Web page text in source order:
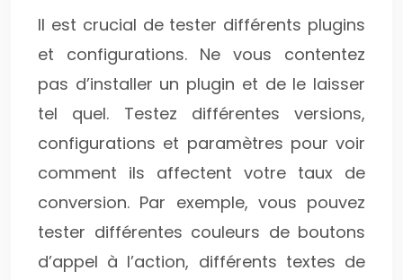
Il est crucial de tester différents plugins
et configurations. Ne vous contentez
pas d’installer un plugin et de le laisser
tel quel. Testez différentes versions,
configurations et paramètres pour voir
comment ils affectent votre taux de
conversion. Par exemple, vous pouvez
tester différentes couleurs de boutons
d’appel à l’action, différents textes de